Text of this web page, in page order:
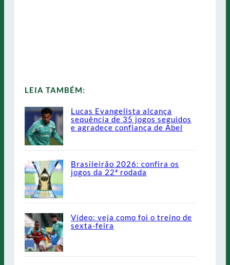
LEIA TAMBÉM:
Lucas Evangelista alcança
sequência de 35 jogos seguidos
e agradece confiança de Abel
Brasileirão 2026: confira os
jogos da 22ª rodada
Vídeo: veja como foi o treino de
sexta-feira